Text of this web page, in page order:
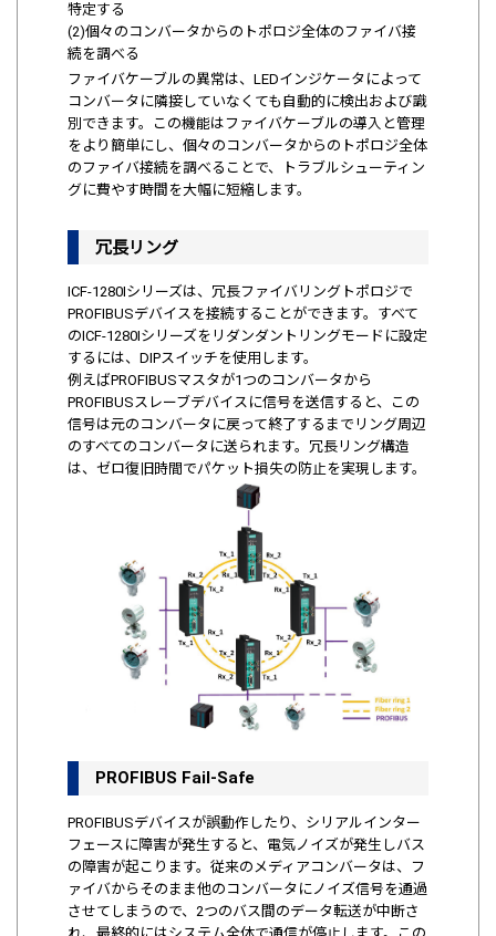
特定する
(2)個々のコンバータからのトポロジ全体のファイバ接
続を調べる
ファイバケーブルの異常は、LEDインジケータによって
コンバータに隣接していなくても自動的に検出および識
別できます。この機能はファイバケーブルの導入と管理
をより簡単にし、個々のコンバータからのトポロジ全体
のファイバ接続を調べることで、トラブルシューティン
グに費やす時間を大幅に短縮します。
冗長リング
ICF-1280Iシリーズは、冗長ファイバリングトポロジで
PROFIBUSデバイスを接続することができます。すべて
のICF-1280Iシリーズをリダンダントリングモードに設定
するには、DIPスイッチを使用します。
例えばPROFIBUSマスタが1つのコンバータから
PROFIBUSスレーブデバイスに信号を送信すると、この
信号は元のコンバータに戻って終了するまでリング周辺
のすべてのコンバータに送られます。冗長リング構造
は、ゼロ復旧時間でパケット損失の防止を実現します。
PROFIBUS Fail-Safe
PROFIBUSデバイスが誤動作したり、シリアルインター
フェースに障害が発生すると、電気ノイズが発生しバス
の障害が起こります。従来のメディアコンバータは、フ
ァイバからそのまま他のコンバータにノイズ信号を通過
させてしまうので、2つのバス間のデータ転送が中断さ